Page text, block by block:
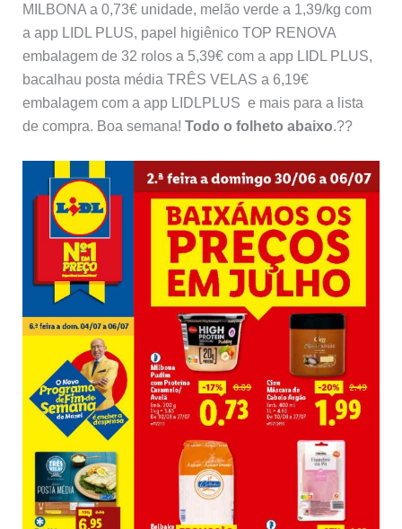
MILBONA a 0,73€ unidade, melão verde a 1,39/kg com
a app LIDL PLUS, papel higiênico TOP RENOVA
embalagem de 32 rolos a 5,39€ com a app LIDL PLUS,
bacalhau posta média TRÊS VELAS a 6,19€
embalagem com a app LIDLPLUS e mais para a lista
de compra. Boa semana! Todo o folheto abaixo.??